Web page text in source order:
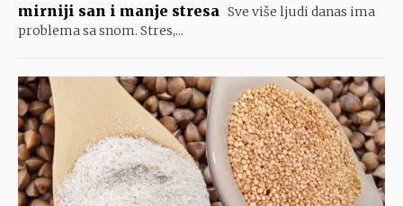
mirniji san i manje stresa Sve više ljudi danas ima
problema sa snom. Stres,...